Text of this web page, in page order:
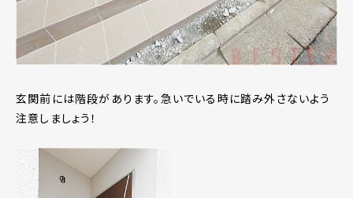
玄関前には階段があります。急いでいる時に踏み外さないよう
注意しましょう！